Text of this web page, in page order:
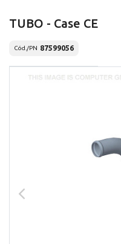
TUBO - Case CE
Cód./PN 87599056